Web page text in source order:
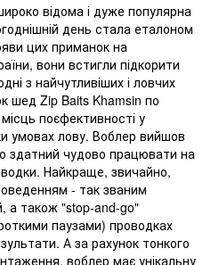
відома і дуже популярна
день стала еталоном
цих приманок на
вони встигли підкорити
з найчутливіших і ловчих
шед Zip Baits Khamsin по
поєфективності у
умовах лову. Воблер вийшов
здатний чудово працювати на
Найкраще, звичайно,
- так званим
а також "stop-and-go"
паузами) проводках
А за рахунок тонкого
воблер має унікальну